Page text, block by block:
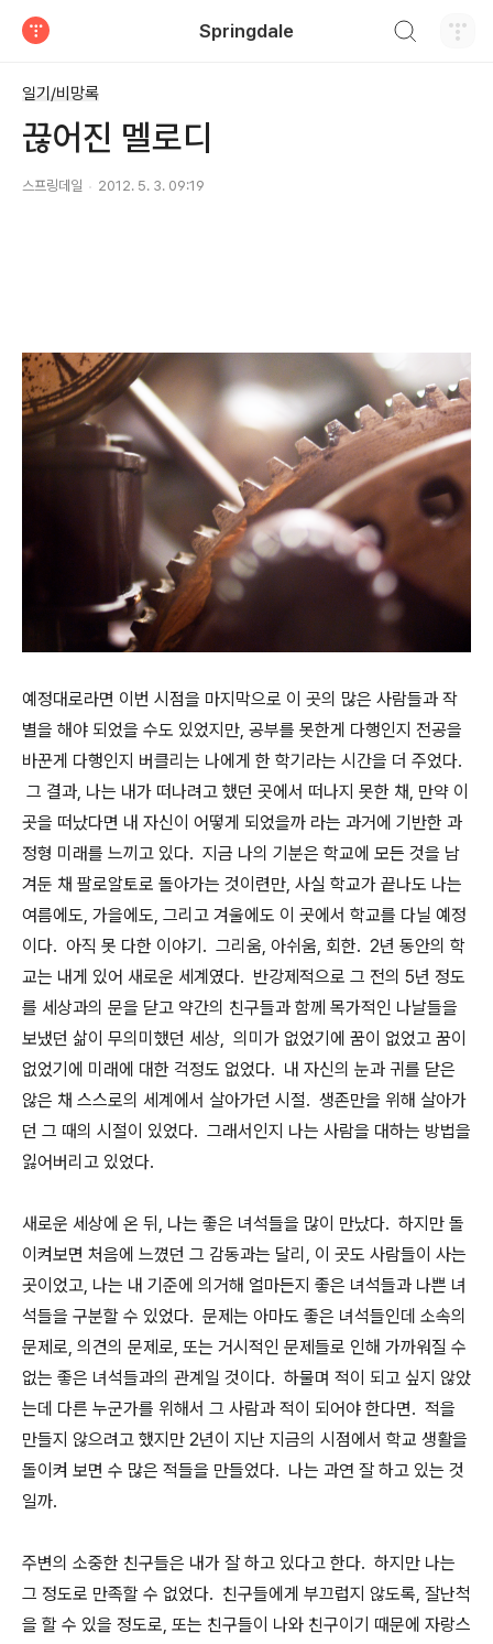
Springdale
일기/비망록
끊어진 멜로디
스프링데일 2012. 5. 3. 09:19
예정대로라면 이번 시점을 마지막으로 이 곳의 많은 사람들과 작
별을 해야 되었을 수도 있었지만, 공부를 못한게 다행인지 전공을
바꾼게 다행인지 버클리는 나에게 한 학기라는 시간을 더 주었다.
그 결과, 나는 내가 떠나려고 했던 곳에서 떠나지 못한 채, 만약 이
곳을 떠났다면 내 자신이 어떻게 되었을까 라는 과거에 기반한 과
정형 미래를 느끼고 있다. 지금 나의 기분은 학교에 모든 것을 남
겨둔 채 팔로알토로 돌아가는 것이련만, 사실 학교가 끝나도 나는
여름에도, 가을에도, 그리고 겨울에도 이 곳에서 학교를 다닐 예정
이다. 아직 못 다한 이야기. 그리움, 아쉬움, 회한. 2년 동안의 학
교는 내게 있어 새로운 세계였다. 반강제적으로 그 전의 5년 정도
를 세상과의 문을 닫고 약간의 친구들과 함께 목가적인 나날들을
보냈던 삶이 무의미했던 세상, 의미가 없었기에 꿈이 없었고 꿈이
없었기에 미래에 대한 걱정도 없었다. 내 자신의 눈과 귀를 닫은
않은 채 스스로의 세계에서 살아가던 시절. 생존만을 위해 살아가
던 그 때의 시절이 있었다. 그래서인지 나는 사람을 대하는 방법을
잃어버리고 있었다.
새로운 세상에 온 뒤, 나는 좋은 녀석들을 많이 만났다. 하지만 돌
이켜보면 처음에 느꼈던 그 감동과는 달리, 이 곳도 사람들이 사는
곳이었고, 나는 내 기준에 의거해 얼마든지 좋은 녀석들과 나쁜 녀
석들을 구분할 수 있었다. 문제는 아마도 좋은 녀석들인데 소속의
문제로, 의견의 문제로, 또는 거시적인 문제들로 인해 가까워질 수
없는 좋은 녀석들과의 관계일 것이다. 하물며 적이 되고 싶지 않았
는데 다른 누군가를 위해서 그 사람과 적이 되어야 한다면. 적을
만들지 않으려고 했지만 2년이 지난 지금의 시점에서 학교 생활을
돌이켜 보면 수 많은 적들을 만들었다. 나는 과연 잘 하고 있는 것
일까.
주변의 소중한 친구들은 내가 잘 하고 있다고 한다. 하지만 나는
그 정도로 만족할 수 없었다. 친구들에게 부끄럽지 않도록, 잘난척
을 할 수 있을 정도로, 또는 친구들이 나와 친구이기 때문에 자랑스